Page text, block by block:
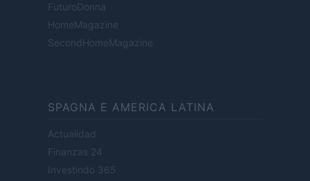
FuturoDonna
HomeMagazine
SecondHomeMagazine
SPAGNA E AMERICA LATINA
Actualidad
Finanzas 24
Investindo 365